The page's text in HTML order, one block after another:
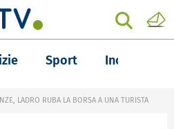
Sport Inchieste
LADRO RUBA LA BORSA A UNA TURISTA